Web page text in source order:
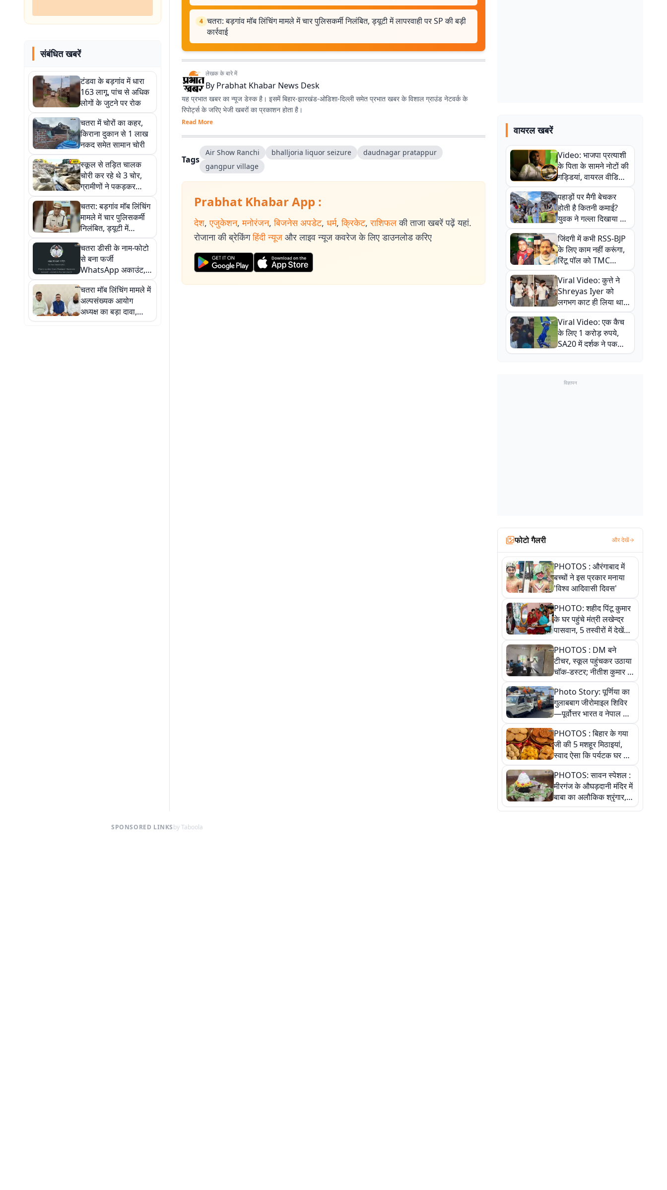
संबंधित खबरें
टंडवा के बड़गांव में धारा
163 लागू, पांच से अधिक
लोगों के जुटने पर रोक
चतरा में चोरों का कहर,
किराना दुकान से 1 लाख
नकद समेत सामान चोरी
स्कूल से तड़ित चालक
चोरी कर रहे थे 3 चोर,
ग्रामीणों ने पकड़कर
पुलिस को सौंपा
चतरा: बड़गांव मॉब लिंचिंग
मामले में चार पुलिसकर्मी
निलंबित, ड्यूटी में
लापरवाही पर SP की बड़ी
कार्रवाई
चतरा डीसी के नाम-फोटो
से बना फर्जी
WhatsApp अकाउंट,
जिला प्रशासन ने जारी
की चेतावनी
चतरा मॉब लिंचिंग मामले में
अल्पसंख्यक आयोग
अध्यक्ष का बड़ा दावा,
बोले- घटना के दोषियों पर
4 चतरा: बड़गांव मॉब लिंचिंग मामले में चार पुलिसकर्मी निलंबित, ड्यूटी में लापरवाही पर SP की बड़ी
कार्रवाई
लेखक के बारे में
By Prabhat Khabar News Desk
यह प्रभात खबर का न्यूज डेस्क है। इसमें बिहार-झारखंड-ओडिशा-दिल्‍ली समेत प्रभात खबर के विशाल ग्राउंड नेटवर्क के
रिपोर्ट्स के जरिए भेजी खबरों का प्रकाशन होता है।
Read More
Tags
Air Show Ranchi bhalljoria liquor seizure
daudnagar pratappur
gangpur village
Prabhat Khabar App :
देश, एजुकेशन, मनोरंजन, बिजनेस अपडेट, धर्म, क्रिकेट, राशिफल की ताजा खबरें पढ़ें यहां.
रोजाना की ब्रेकिंग हिंदी न्यूज और लाइव न्यूज कवरेज के लिए डाउनलोड करिए
वायरल खबरें
Video: भाजपा प्रत्याशी
के पिता के सामने नोटों की
गड्डियां, वायरल वीडियो
से राजनीति में उबाल,
अजित महतो बोले- TMC
की गंदी चाल
पहाड़ों पर मैगी बेचकर
होती है कितनी कमाई?
युवक ने गल्ला दिखाया तो
नौकरी वालों के खड़े हो गए
कान
जिंदगी में कभी RSS-BJP
के लिए काम नहीं करूंगा,
रिंटू पॉल को TMC
ऑफिस में ले जाकर पीटा,
Video वायरल
Viral Video: कुत्ते ने
Shreyas Iyer को
लगभग काट ही लिया था,
न्यूजीलैंड सीरीज से पहले
बाल-बाल बचे
Viral Video: एक कैच
के लिए 1 करोड़ रुपये,
SA20 में दर्शक ने पकड़ा
एक हाथ से गजब का कैच
विज्ञापन
फोटो गैलरी और देखें
PHOTOS : औरंगाबाद में
बच्चों ने इस प्रकार मनाया
'विश्व आदिवासी दिवस'
PHOTO: शहीद पिंटू कुमार
के घर पहुंचे मंत्री लखेन्द्र
पासवान, 5 तस्वीरों में देखें
उस भावुक पल की पूरी
कहानी
PHOTOS : DM बने
टीचर, स्कूल पहुंचकर उठाया
चॉक-डस्टर; नीतीश कुमार के
इस चहेते अधिकारी को
जानिए
Photo Story: पूर्णिया का
गुलाबबाग जीरोमाइल शिविर
—पूर्वोत्तर भारत व नेपाल के
कांवरियों का प्रमुख सेवा धाम
PHOTOS : बिहार के गया
जी की 5 मशहूर मिठाइयां,
स्वाद ऐसा कि पर्यटक घर ले
जाना नहीं भूलते, तस्वीरों में
देखें
PHOTOS: सावन स्पेशल :
मीरगंज के औघड़दानी मंदिर में
बाबा का अलौकिक श्रृंगार,
तस्वीरों में देखें महादेव के कई
SPONSORED LINKSby Taboola